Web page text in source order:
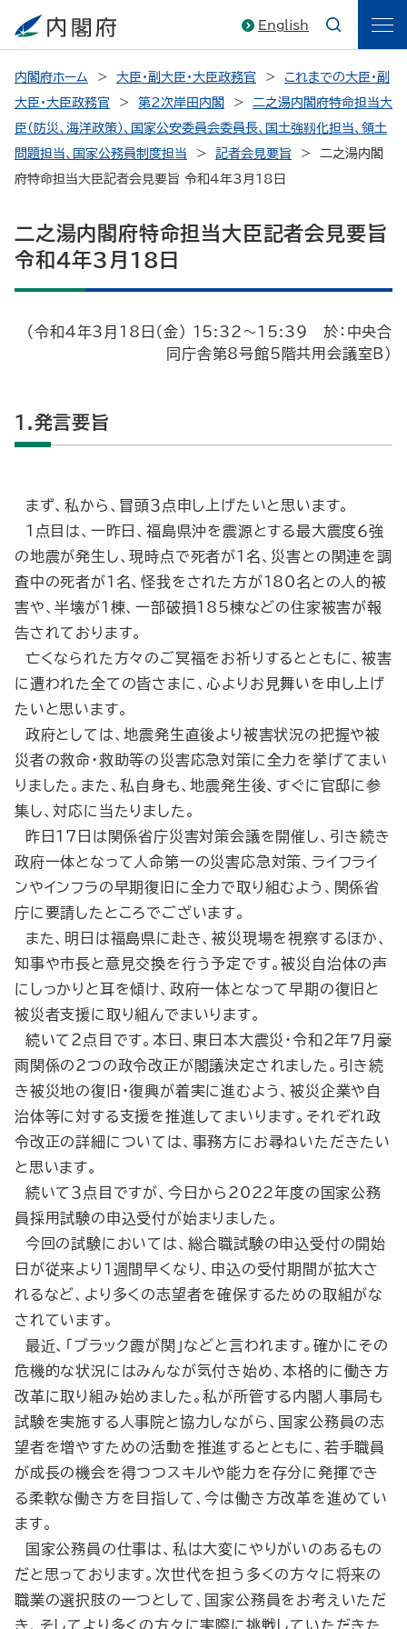
English
内閣府ホーム 大臣・副大臣・大臣政務官
これまでの大臣・副
大臣・大臣政務官
第2次岸田内閣
二之湯内閣府特命担当大
臣（防災、海洋政策）、国家公安委員会委員長、国土強靱化担当、領土
問題担当、国家公務員制度担当
記者会見要旨
二之湯内閣
府特命担当大臣記者会見要旨 令和4年3月18日
二之湯内閣府特命担当大臣記者会見要旨
令和4年3月18日
（令和4年3月18日（金） 15:32～15:39 於：中央合
同庁舎第8号館5階共用会議室B）
1.発言要旨
まず、私から、冒頭３点申し上げたいと思います。
１点目は、一昨日、福島県沖を震源とする最大震度６強
の地震が発生し、現時点で死者が１名、災害との関連を調
査中の死者が１名、怪我をされた方が180名との人的被
害や、半壊が１棟、一部破損185棟などの住家被害が報
告されております。
亡くなられた方々のご冥福をお祈りするとともに、被害
に遭われた全ての皆さまに、心よりお見舞いを申し上げ
たいと思います。
政府としては、地震発生直後より被害状況の把握や被
災者の救命・救助等の災害応急対策に全力を挙げてまい
りました。また、私自身も、地震発生後、すぐに官邸に参
集し、対応に当たりました。
昨日17日は関係省庁災害対策会議を開催し、引き続き
政府一体となって人命第一の災害応急対策、ライフライ
ンやインフラの早期復旧に全力で取り組むよう、関係省
庁に要請したところでございます。
また、明日は福島県に赴き、被災現場を視察するほか、
知事や市長と意見交換を行う予定です。被災自治体の声
にしっかりと耳を傾け、政府一体となって早期の復旧と
被災者支援に取り組んでまいります。
続いて２点目です。本日、東日本大震災・令和２年７月豪
雨関係の２つの政令改正が閣議決定されました。引き続
き被災地の復旧・復興が着実に進むよう、被災企業や自
治体等に対する支援を推進してまいります。それぞれ政
令改正の詳細については、事務方にお尋ねいただきたい
と思います。
続いて３点目ですが、今日から2022年度の国家公務
員採用試験の申込受付が始まりました。
今回の試験においては、総合職試験の申込受付の開始
日が従来より１週間早くなり、申込の受付期間が拡大さ
れるなど、より多くの志望者を確保するための取組がな
されています。
最近、「ブラック霞が関」などと言われます。確かにその
危機的な状況にはみんなが気付き始め、本格的に働き方
改革に取り組み始めました。私が所管する内閣人事局も
試験を実施する人事院と協力しながら、国家公務員の志
望者を増やすための活動を推進するとともに、若手職員
が成長の機会を得つつスキルや能力を存分に発揮でき
る柔軟な働き方を目指して、今は働き方改革を進めてい
ます。
国家公務員の仕事は、私は大変にやりがいのあるもの
だと思っております。次世代を担う多くの方々に将来の
職業の選択肢の一つとして、国家公務員をお考えいただ
き、そしてより多くの方々に実際に挑戦していただきた